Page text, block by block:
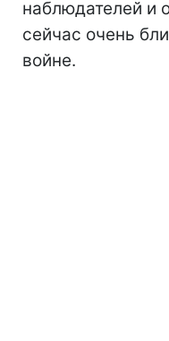
наблюдателей и
сейчас очень
войне.